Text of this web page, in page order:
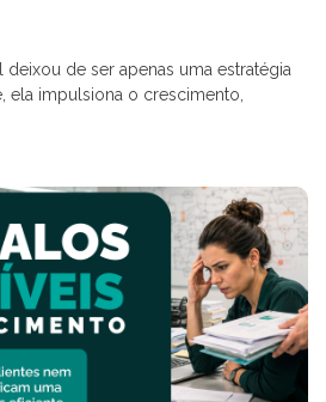
de ser apenas uma estratégia
ela impulsiona o crescimento,